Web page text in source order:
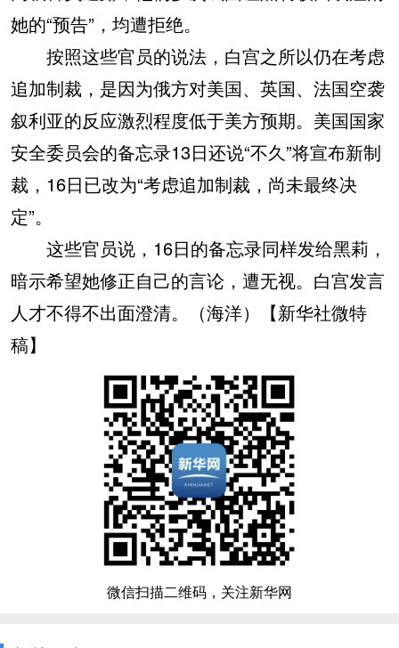
她的“预告”，均遭拒绝。
按照这些官员的说法，白宫之所以仍在考虑
追加制裁，是因为俄方对美国、英国、法国空袭
叙利亚的反应激烈程度低于美方预期。美国国家
安全委员会的备忘录13日还说“不久”将宣布新制
裁，16日已改为“考虑追加制裁，尚未最终决
定”。
这些官员说，16日的备忘录同样发给黑莉，
暗示希望她修正自己的言论，遭无视。白宫发言
人才不得不出面澄清。（海洋）【新华社微特
稿】
微信扫描二维码，关注新华网